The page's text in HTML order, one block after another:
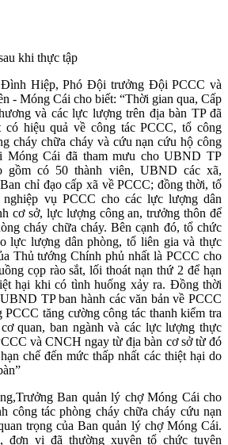
khi thực tập
Hiệp, Phó Đội trưởng Đội PCCC và
- Móng Cái cho biết: “Thời gian qua, Cấp
và các lực lượng trên địa bàn TP đã
hiệu quả về công tác PCCC, tổ công
cháy chữa cháy và cứu nạn cứu hộ công
Móng Cái đã tham mưu cho UBND TP
gồm có 50 thành viên, UBND các xã,
chỉ đạo cấp xã về PCCC; đồng thời, tổ
vụ PCCC cho các lực lượng dân
cơ sở, lực lượng công an, trưởng thôn để
cháy chữa cháy. Bên cạnh đó, tổ chức
lực lượng dân phòng, tổ liên gia và thực
Thủ tướng Chính phủ nhất là PCCC cho
cọp rào sắt, lối thoát nạn thứ 2 để hạn
hại khi có tình huống xảy ra. Đồng thời
TP ban hành các văn bản về PCCC
tăng cường công tác thanh kiểm tra
quan, ban ngành và các lực lượng thực
và CNCH ngay từ địa bàn cơ sở từ đó
chế đến mức thấp nhất các thiệt hại do
Ban quản lý chợ Móng Cái cho
công tác phòng cháy chữa cháy cứu nạn
trọng của Ban quản lý chợ Móng Cái.
đơn vị đã thường xuyên tổ chức tuyên